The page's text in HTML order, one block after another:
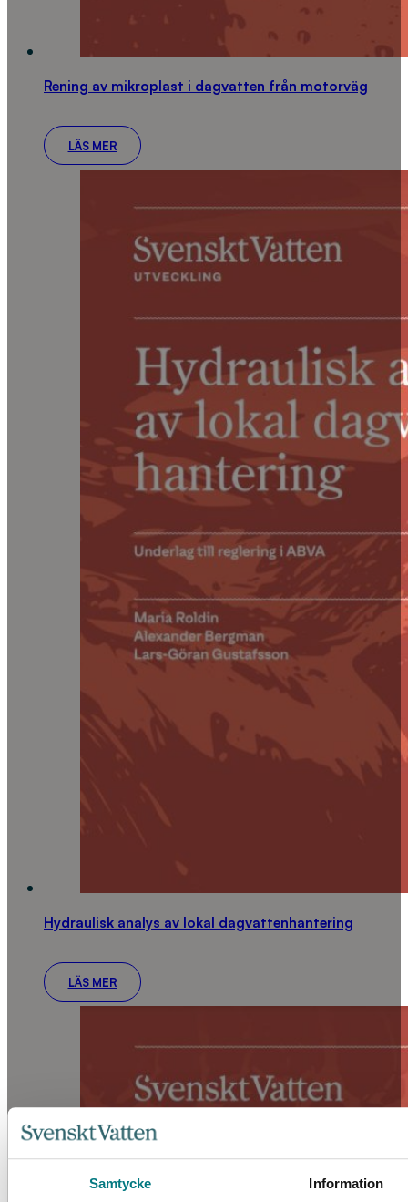
Samtycke Information
Rening av mikroplast i dagvatten från motorväg
LÄS MER
Hydraulisk analys av lokal dagvattenhantering
LÄS MER